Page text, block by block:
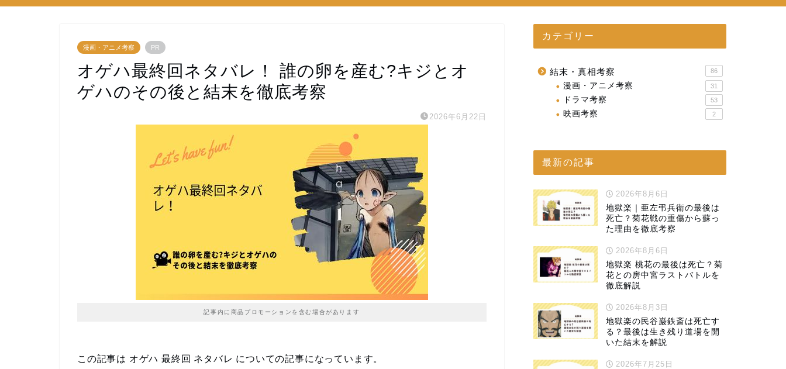
漫画・アニメ考察 PR
オゲハ最終回ネタバレ！ 誰の卵を産む?キジとオ
ゲハのその後と結末を徹底考察
2026年6月22日
記事内に商品プロモーションを含む場合があります
この記事は オゲハ 最終回 ネタバレ についての記事になっています。
カテゴリー
結末・真相考察 86
漫画・アニメ考察 31
ドラマ考察 53
映画考察 2
最新の記事
2026年8月6日
地獄楽｜亜左弔兵衛の最後は
死亡？菊花戦の重傷から蘇っ
た理由を徹底考察
2026年8月6日
地獄楽 桃花の最後は死亡？菊
花との房中宮ラストバトルを
徹底解説
2026年8月3日
地獄楽の民谷巌鉄斎は死亡す
る？最後は生き残り道場を開
いた結末を解説
2026年7月25日